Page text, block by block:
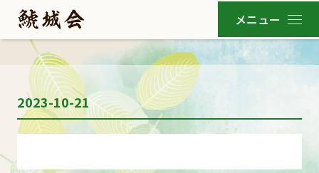
2023-10-21